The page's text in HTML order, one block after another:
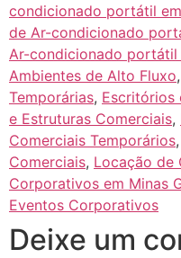
condicionado portátil
de Ar-condicionado
Ar-condicionado portátil
Ambientes de Alto Fluxo,
Temporárias, Escritórios
e Estruturas Comerciais,
Comerciais Temporários,
Comerciais, Locação de
Corporativos em Minas
Eventos Corporativos
Deixe um